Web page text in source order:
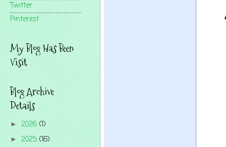
Twitter
Pinterest
My Blog Has Been
Visit
Blog Archive
Details
► 2026 (1)
► 2025 (16)